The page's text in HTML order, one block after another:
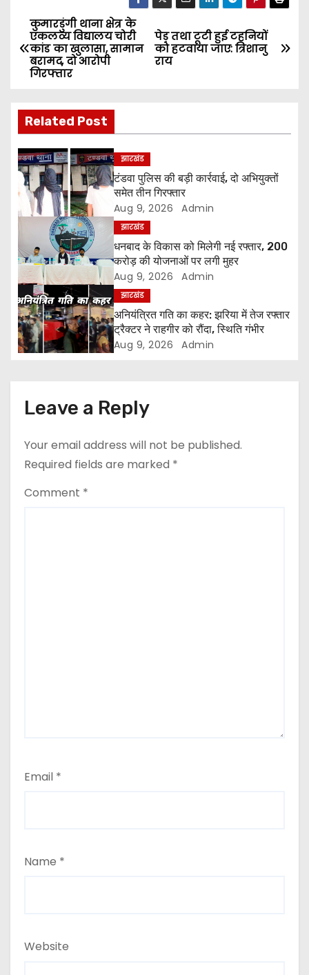
P
o
t
n
a
v
i
g
a
t
i
n
पेड़ तथा टूटी हुई टहनियों
को हटवाया जाए: त्रिशानु
राय
कुमारडुंगी थाना क्षेत्र के
एकलव्य विद्यालय चोरी
कांड का खुलासा, सामान
बरामद, दो आरोपी
गिरफ्तार
Related Post
झारखंड
टंडवा पुलिस की बड़ी कार्रवाई, दो अभियुक्तों
समेत तीन गिरफ्तार
Aug 9, 2026 Admin
झारखंड
धनबाद के विकास को मिलेगी नई रफ्तार, 200
करोड़ की योजनाओं पर लगी मुहर
Aug 9, 2026 Admin
झारखंड
अनियंत्रित गति का कहर: झरिया में तेज रफ्तार
ट्रैक्टर ने राहगीर को रौंदा, स्थिति गंभीर
Aug 9, 2026 Admin
Leave a Reply
Your email address will not be published.
Required fields are marked *
Comment *
Email *
Name *
Website